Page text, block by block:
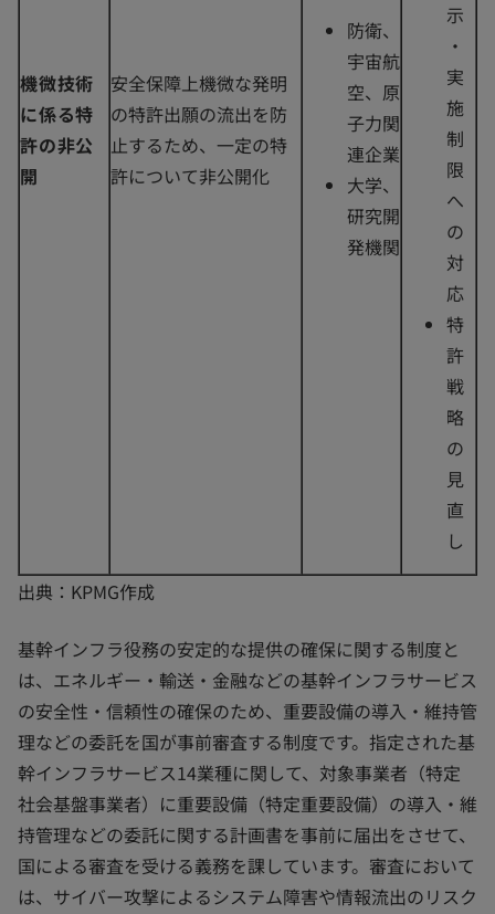
機微技術
に係る特
許の非公
開
安全保障上機微な発明
の特許出願の流出を防
止するため、一定の特
許について非公開化
防衛、
宇宙航
空、原
子力関
連企業
大学、
研究開
発機関
示
・
実
施
制
限
へ
の
対
応
特
許
戦
略
の
見
直
し
出典：KPMG作成
基幹インフラ役務の安定的な提供の確保に関する制度と
は、エネルギー・輸送・金融などの基幹インフラサービス
の安全性・信頼性の確保のため、重要設備の導入・維持管
理などの委託を国が事前審査する制度です。指定された基
幹インフラサービス14業種に関して、対象事業者（特定
社会基盤事業者）に重要設備（特定重要設備）の導入・維
持管理などの委託に関する計画書を事前に届出をさせて、
国による審査を受ける義務を課しています。審査において
は、サイバー攻撃によるシステム障害や情報流出のリスク